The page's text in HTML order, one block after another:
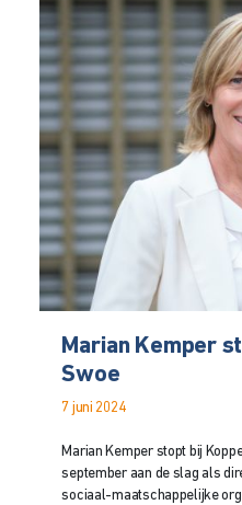
Marian Kemper
Swoe
7 juni 2024
Marian Kemper stopt bij
september aan de slag als
sociaal-maatschappelijke